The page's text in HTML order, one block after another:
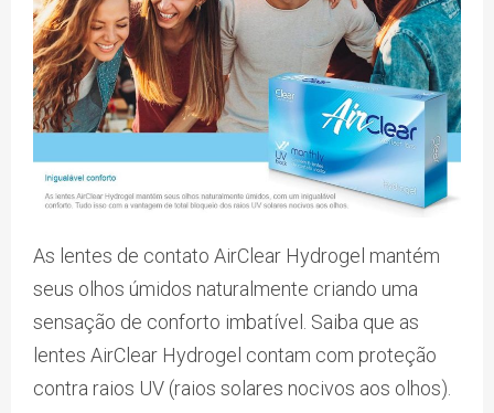
As lentes de contato AirClear Hydrogel mantém
seus olhos úmidos naturalmente criando uma
sensação de conforto imbatível. Saiba que as
lentes AirClear Hydrogel contam com proteção
contra raios UV (raios solares nocivos aos olhos).